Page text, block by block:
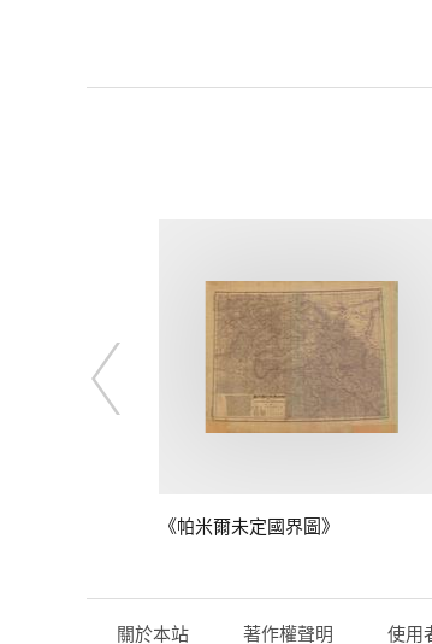
《帕米爾未定國界圖》
關於本站 著作權聲明 使用